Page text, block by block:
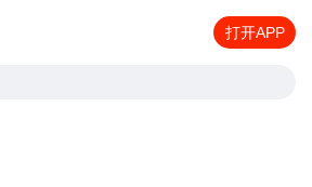
打开APP